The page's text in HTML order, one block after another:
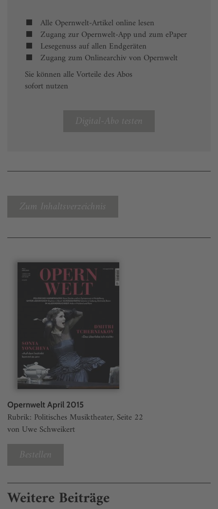
Alle Opernwelt-Artikel online lesen
Zugang zur Opernwelt-App und zum ePaper
Lesegenuss auf allen Endgeräten
Zugang zum Onlinearchiv von Opernwelt
Sie können alle Vorteile des Abos
sofort nutzen
Digital-Abo testen
Zum Inhaltsverzeichnis
Opernwelt April 2015
Rubrik: Politisches Musiktheater, Seite 22
von Uwe Schweikert
Bestellen
Weitere Beiträge